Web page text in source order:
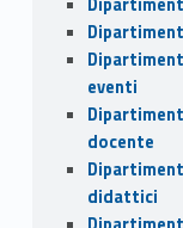
eventi
docente
didattici